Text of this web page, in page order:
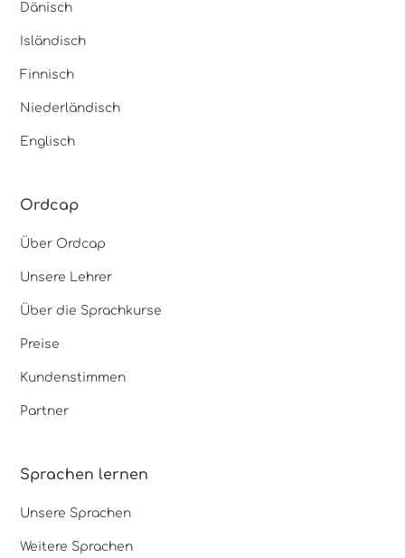
Dänisch
Isländisch
Finnisch
Niederländisch
Englisch
Ordcap
Über Ordcap
Unsere Lehrer
Über die Sprachkurse
Preise
Kundenstimmen
Partner
Sprachen lernen
Unsere Sprachen
Weitere Sprachen